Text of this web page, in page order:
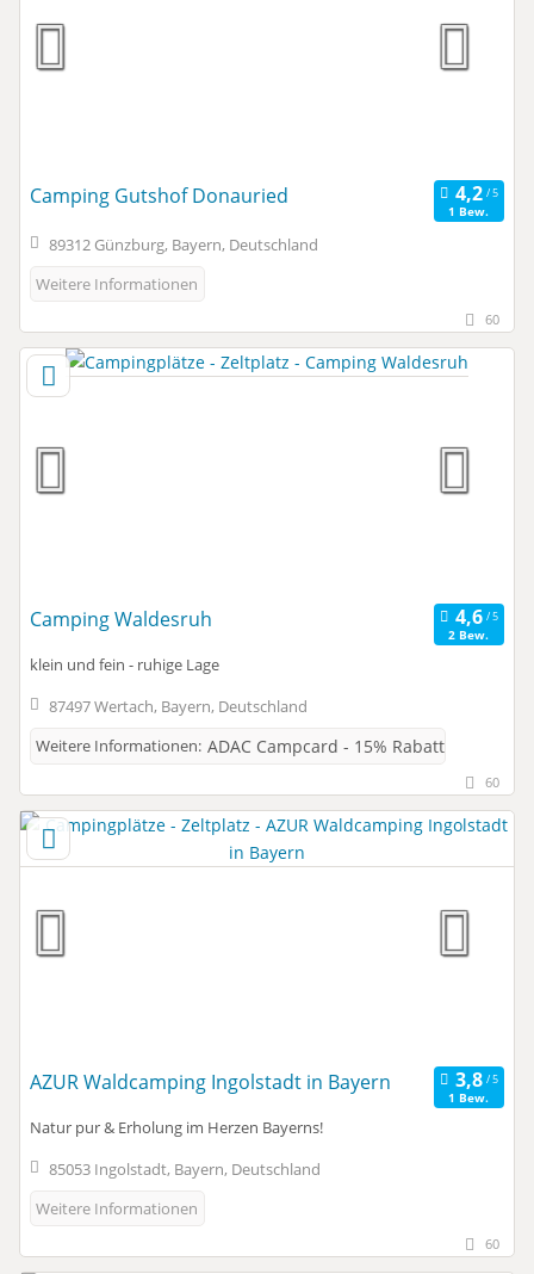
Camping Gutshof Donauried
1 Bew.
89312 Günzburg, Bayern, Deutschland
Weitere Informationen
60
Camping Waldesruh
2 Bew.
klein und fein - ruhige Lage
87497 Wertach, Bayern, Deutschland
Weitere Informationen: ADAC Campcard - 15% Rabatt
60
AZUR Waldcamping Ingolstadt in Bayern
1 Bew.
Natur pur & Erholung im Herzen Bayerns!
85053 Ingolstadt, Bayern, Deutschland
Weitere Informationen
60